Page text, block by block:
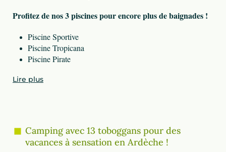
Profitez de nos 3 piscines pour encore plus de baignades !
Piscine Sportive
Piscine Tropicana
Piscine Pirate
Lire plus
Camping avec 13 toboggans pour des
vacances à sensation en Ardèche !